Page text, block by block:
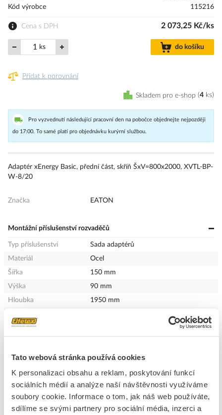
Tato webová stránka používá cookies
K personalizaci obsahu a reklam, poskytování funkcí
sociálních médií a analýze naší návštěvnosti využíváme
soubory cookie. Informace o tom, jak náš web používáte,
sdílíme se svými partnery pro sociální média, inzerci a
Kód výrobce
115216
Cena s DPH 2 073,25 Kč/ks
ks do košíku
Přidat k porovnání
Skladem pro e-shop 4 ks
Pro vyzvednutí následující pracovní den na pobočce objednejte nejpozději
do 17:00. To samé platí pro objednávku kurýrní službou.
Adaptér xEnergy Basic, přední část, skříň ŠxV=800x2000, XVTL-BP-
W-8/20
Značka EATON
Montážní příslušenství rozvaděčů
Typ příslušenství
Sada adaptérů
Materiál
Ocel
Šířka
150 mm
Výška
90 mm
Hloubka
1950 mm
Náhradní díl
Odpovědnost za produkt
Eaton Elektrotechnika s.r.o.
Česká republika